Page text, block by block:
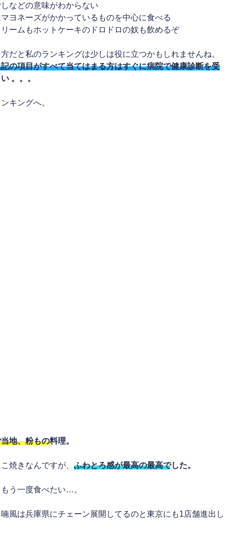
などの意味がわからない
ヨネーズがかかっているものを中心に食べる
ームもホットケーキのドロドロの奴も飲めるぞ
方だと私のランキングは少しは役に立つかもしれませんね。
の項目がすべて当てはまる方はすぐに病院で健康診断を受
。。。
キングへ。
地、粉もの料理。
焼きなんですが、 ふわとろ感が最高の最高でした。
う一度食べたい…。
風は兵庫県にチェーン展開してるのと東京にも1店舗進出し